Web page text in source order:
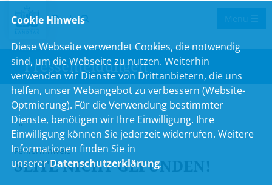
Menu
Pressemeldungen
..
Fehlerhinweis
SEITE NICHT GEFUNDEN!
Cookie Hinweis
Diese Webseite verwendet Cookies, die notwendig
sind, um die Webseite zu nutzen. Weiterhin
verwenden wir Dienste von Drittanbietern, die uns
helfen, unser Webangebot zu verbessern (Website-
Optmierung). Für die Verwendung bestimmter
Dienste, benötigen wir Ihre Einwilligung. Ihre
Einwilligung können Sie jederzeit widerrufen. Weitere
Informationen finden Sie in
unserer Datenschutzerklärung.